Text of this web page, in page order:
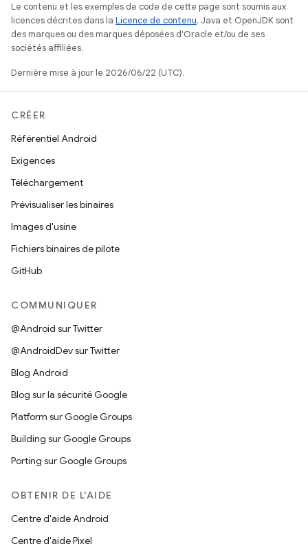
Le contenu et les exemples de code de cette page sont soumis aux
licences décrites dans la Licence de contenu. Java et OpenJDK sont
des marques ou des marques déposées d'Oracle et/ou de ses
sociétés affiliées.
Dernière mise à jour le 2026/06/22 (UTC).
CRÉER
Référentiel Android
Exigences
Téléchargement
Prévisualiser les binaires
Images d'usine
Fichiers binaires de pilote
GitHub
COMMUNIQUER
@Android sur Twitter
@AndroidDev sur Twitter
Blog Android
Blog sur la sécurité Google
Platform sur Google Groups
Building sur Google Groups
Porting sur Google Groups
OBTENIR DE L'AIDE
Centre d'aide Android
Centre d'aide Pixel